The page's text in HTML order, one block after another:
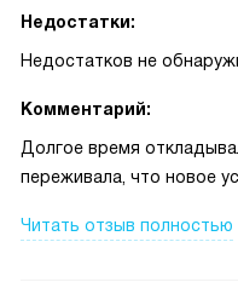
Недостатки:
Недостатков не
Комментарий:
Долгое время
переживала, что новое
первая мысль была —
Читать отзыв полностью